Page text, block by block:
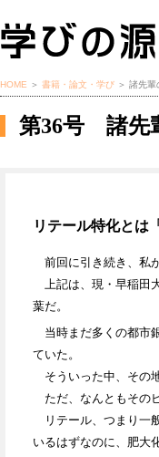
HOME ＞ 書籍・論文・学び ＞ 諸先輩
第36号 諸先
リテール特化とは
前回に引き続き、私
上記は、現・早稲田
葉だ。
当時まだ多くの都市
ていた。
そういった中、その
ただ、なんともその
リテール、つまり一
いるはずなのに、肥大